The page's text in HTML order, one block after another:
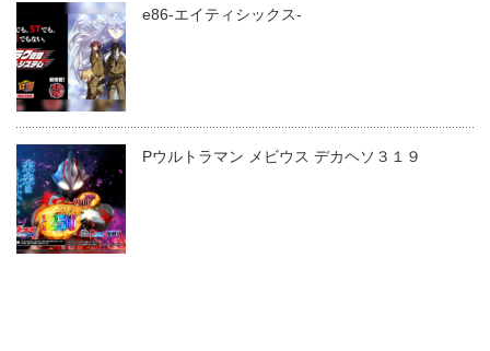
e86-エイティシックス-
Pウルトラマン メビウス デカヘソ３１９